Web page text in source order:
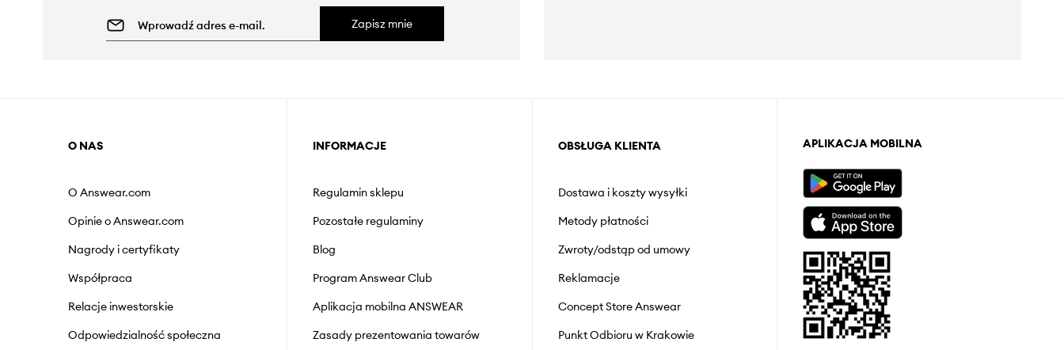
Zapisz mnie
O NAS
O Answear.com
Opinie o Answear.com
Nagrody i certyfikaty
Współpraca
Relacje inwestorskie
Odpowiedzialność społeczna
INFORMACJE
Regulamin sklepu
Pozostałe regulaminy
Blog
Program Answear Club
Aplikacja mobilna ANSWEAR
Zasady prezentowania towarów
OBSŁUGA KLIENTA
Dostawa i koszty wysyłki
Metody płatności
Zwroty/odstąp od umowy
Reklamacje
Concept Store Answear
Punkt Odbioru w Krakowie
APLIKACJA MOBILNA